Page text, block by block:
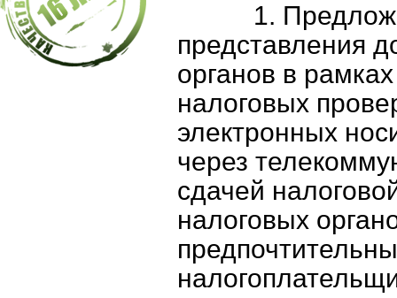
1.
представления
органов в
налоговых
электронных
через
сдачей
налоговых